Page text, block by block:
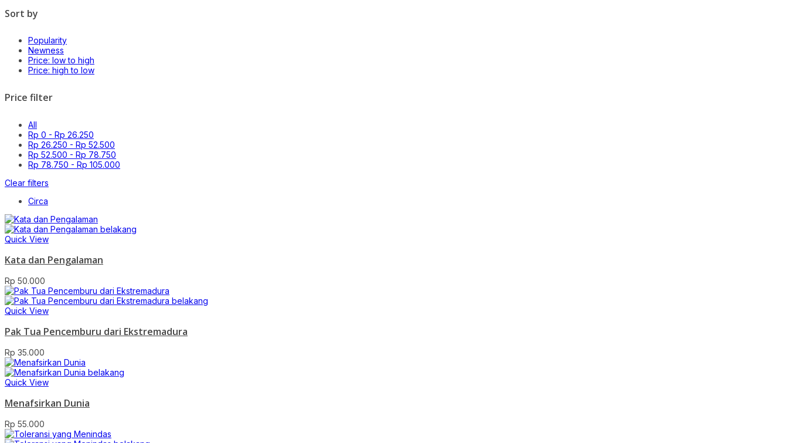
Sort by
Popularity
Newness
Price: low to high
Price: high to low
Price filter
All
Rp 0 - Rp 26.250
Rp 26.250 - Rp 52.500
Rp 52.500 - Rp 78.750
Rp 78.750 - Rp 105.000
Clear filters
Circa
Quick View
Kata dan Pengalaman
Rp 50.000
Quick View
Pak Tua Pencemburu dari Ekstremadura
Rp 35.000
Quick View
Menafsirkan Dunia
Rp 55.000